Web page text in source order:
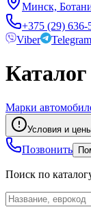
Минск,
+375 (29) 636-
Viber
Telegram
Каталог
Марки
Условия и
Позвонить
Поиск по